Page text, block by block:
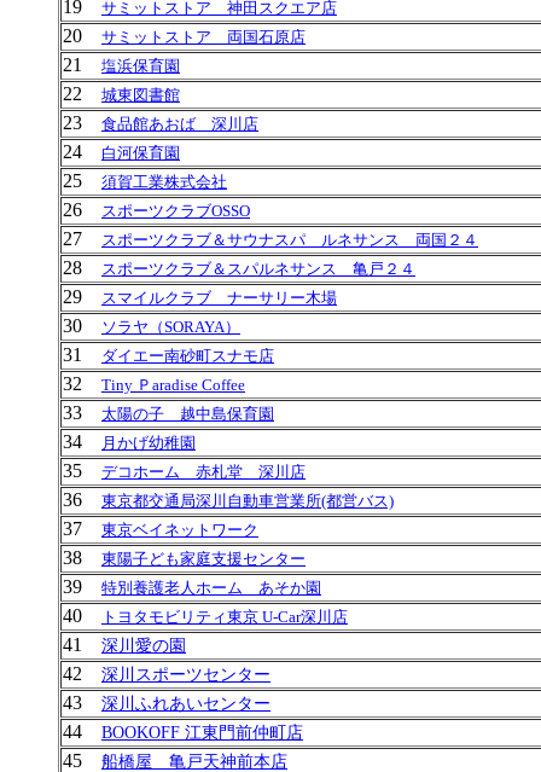
19 サミットストア 神田スクエア店
20 サミットストア 両国石原店
21 塩浜保育園
22 城東図書館
23 食品館あおば 深川店
24 白河保育園
25 須賀工業株式会社
26 スポーツクラブOSSO
27 スポーツクラブ＆サウナスパ ルネサンス 両国２４
28 スポーツクラブ＆スパルネサンス 亀戸２４
29 スマイルクラブ ナーサリー木場
30 ソラヤ（SORAYA）
31 ダイエー南砂町スナモ店
32 Tiny Ｐaradise Coffee
33 太陽の子 越中島保育園
34 月かげ幼稚園
35 デコホーム 赤札堂 深川店
36 東京都交通局深川自動車営業所(都営バス)
37 東京ベイネットワーク
38 東陽子ども家庭支援センター
39 特別養護老人ホーム あそか園
40 トヨタモビリティ東京 U-Car深川店
41 深川愛の園
42 深川スポーツセンター
43 深川ふれあいセンター
44 BOOKOFF 江東門前仲町店
45 船橋屋 亀戸天神前本店